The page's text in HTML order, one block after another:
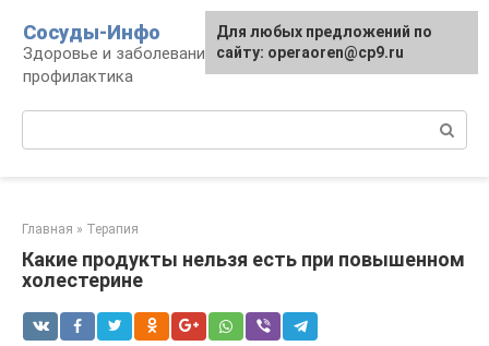
контенту
Сосуды-Инфо
Здоровье и заболевания сосудов и сердца,
профилактика
Главная » Терапия
Какие продукты нельзя есть при повышенном
холестерине
Для любых предложений по
сайту: operaoren@cp9.ru